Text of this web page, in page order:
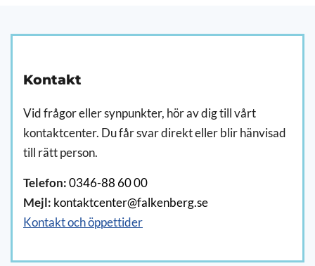
Kontakt
Vid frågor eller synpunkter, hör av dig till vårt
kontaktcenter. Du får svar direkt eller blir hänvisad
till rätt person.
Telefon: 0346-88 60 00
Mejl: kontaktcenter@falkenberg.se
Kontakt och öppettider